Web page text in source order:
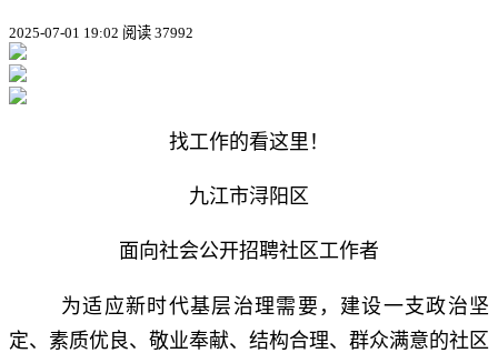
2025-07-01 19:02 阅读 37992
找工作的看这里！
九江市浔阳区
面向社会公开招聘社区工作者
为适应新时代基层治理需要，建设一支政治坚
定、素质优良、敬业奉献、结构合理、群众满意的社区